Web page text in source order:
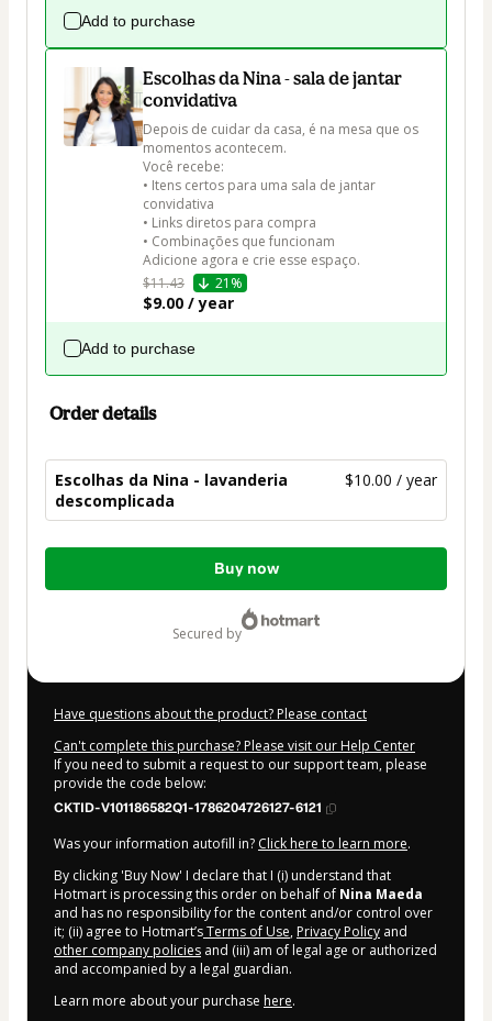
Add to purchase
Escolhas da Nina - sala de jantar
convidativa
Depois de cuidar da casa, é na mesa que os
momentos acontecem.
Você recebe:
• Itens certos para uma sala de jantar
convidativa
• Links diretos para compra
• Combinações que funcionam
Adicione agora e crie esse espaço.
$11.43
21%
$9.00 / year
Add to purchase
Order details
Escolhas da Nina - lavanderia
descomplicada
$10.00 / year
Total
Buy now
secured by
Have questions about the product? Please contact
Can't complete this purchase? Please visit our Help Center
If you need to submit a request to our support team, please
provide the code below:
CKTID-V101186582Q1-1786204726127-6121
Was your information autofill in? Click here to learn more.
By clicking 'Buy Now' I declare that I (i) understand that
Hotmart is processing this order on behalf of Nina Maeda
and has no responsibility for the content and/or control over
it; (ii) agree to Hotmart’sTerms of Use, Privacy Policy and
other company policies and (iii) am of legal age or authorized
and accompanied by a legal guardian.
Learn more about your purchase here.